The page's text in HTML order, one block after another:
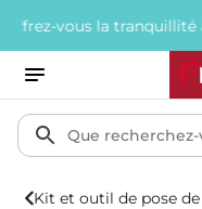
vous la tranquillité
Kit et outil de pose